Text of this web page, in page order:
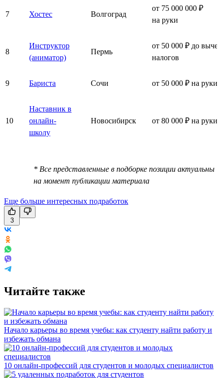
7 Хостес Волгоград
от 75 000 000 ₽
на руки
8
Инструктор
(аниматор)
Пермь
от 50 000 ₽ до
налогов
9 Бариста Сочи от 50 000 ₽ на руки
10
Наставник в
онлайн-
школу
Новосибирск от 80 000 ₽ на руки
* Все представленные в подборке позиции актуальны
на момент публикации материала
Еще больше интересных подработок
3
Читайте также
Начало карьеры во время учебы: как студенту найти работу и
избежать обмана
10 онлайн-профессий для студентов и молодых специалистов